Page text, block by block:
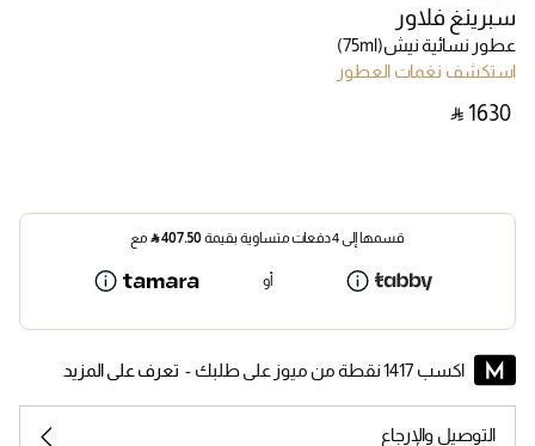
سبرينغ فلاور
عطور نسائية نيش(75ml)
استكشف نغمات العطور
‎ ⃁ ⁦1630⁩ ‎
قسمها إلى 4 دفعات متساوية بقيمة 407.50
⃁ مع
أو
اكسب 1417 نقطة من ميوز على طلبك - تعرف على المزيد
التوصيل والإرجاع